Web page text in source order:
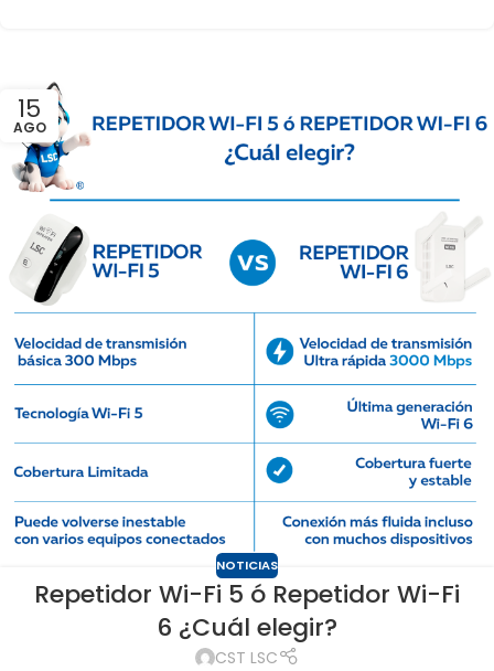
15
AGO
NOTICIAS
Repetidor Wi-Fi 5 ó Repetidor Wi-Fi
6 ¿Cuál elegir?
CST LSC